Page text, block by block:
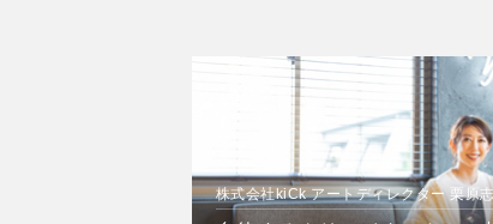
株式会社kiCk アートディレクター 栗